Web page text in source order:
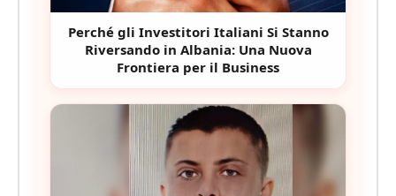
Perché gli Investitori Italiani Si Stanno
Riversando in Albania: Una Nuova
Frontiera per il Business